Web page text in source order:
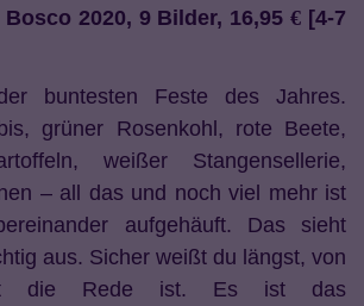
2020, 9 Bilder, 16,95€ [4-7
buntesten Feste des Jahres.
grüner Rosenkohl, rote Beete,
weißer Stangensellerie,
– all das und noch viel mehr ist
aufgehäuft. Das sieht
aus. Sicher weißt du längst, von
die Rede ist. Es ist das